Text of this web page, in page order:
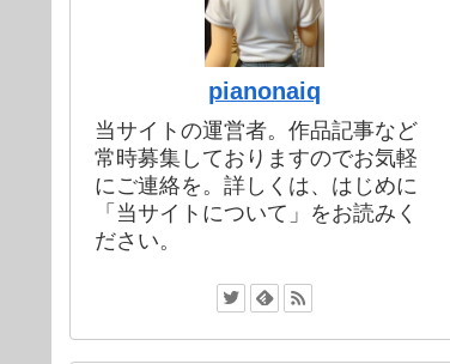
pianonaiq
当サイトの運営者。作品記事など
常時募集しておりますのでお気軽
にご連絡を。詳しくは、はじめに
「当サイトについて」をお読みく
ださい。